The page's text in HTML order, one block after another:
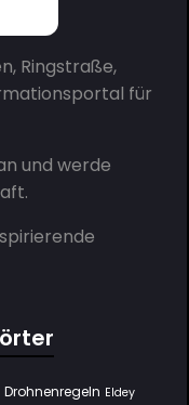
Ringstraße,
für
und werde
.
Drohnenregeln Eldey